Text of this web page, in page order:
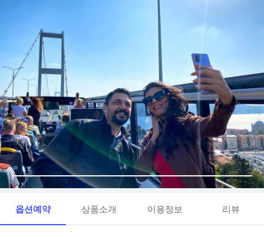
옵션예약 상품소개 이용정보 리뷰